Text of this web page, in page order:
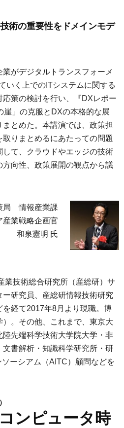
術の重要性をドメインモデ
がデジタルトランスフォーメ
いく上でのITシステムに関する
策の検討を行い、『DXレポー
崖」の克服とDXの本格的な展
とめた。本講演では、政策担
りまとめるにあたっての問題
て、クラウドやエッジの技術
向性、政策展開の観点から議
局 情報産業課
産業戦略企画官
和泉憲明 氏
業技術総合研究所（産総研）サ
研究員、産総研情報技術研究
経て2017年8月より現職。博
。その他、これまで、東京大
先端科学技術大学院大学・非
書解析・知識科学研究所・研
ーシアム（AITC）顧問などを
ンピュータ時